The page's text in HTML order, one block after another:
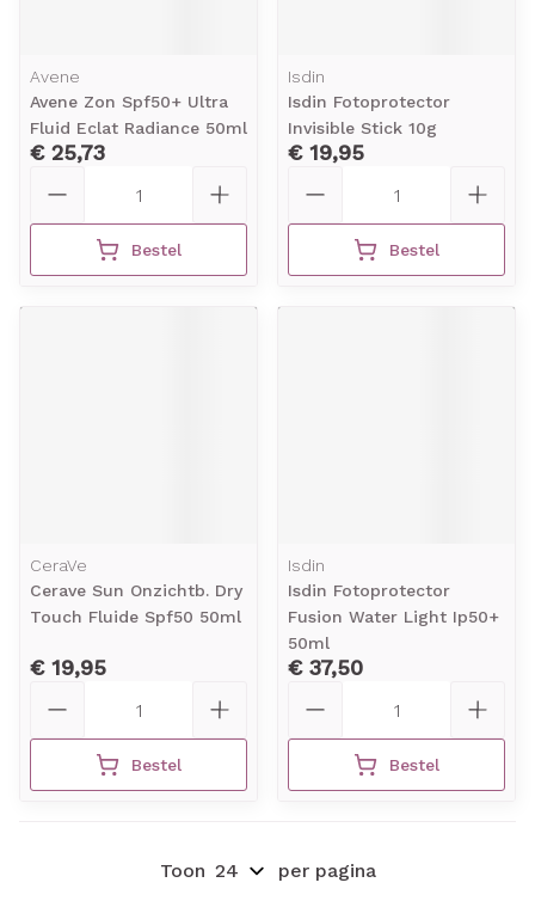
Avene
Avene Zon Spf50+ Ultra
Fluid Eclat Radiance 50ml
€ 25,73
Bestel
Isdin
Isdin Fotoprotector
Invisible Stick 10g
€ 19,95
Bestel
CeraVe
Cerave Sun Onzichtb. Dry
Touch Fluide Spf50 50ml
€ 19,95
Bestel
Isdin
Isdin Fotoprotector
Fusion Water Light Ip50+
50ml
€ 37,50
Bestel
Toon per pagina